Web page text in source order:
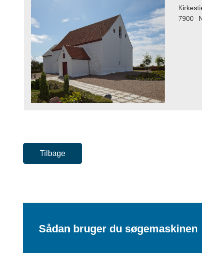
7900
Tilbage
Sådan bruger du søgemaskinen